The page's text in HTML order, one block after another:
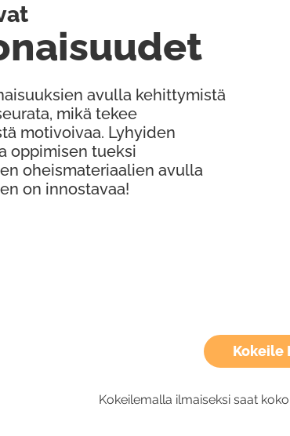
Kokeile
Kokeilemalla ilmaiseksi saat
avulla kehittymistä
mikä tekee
motivoivaa. Lyhyiden
oppimisen tueksi
oheismateriaalien avulla
on innostavaa!